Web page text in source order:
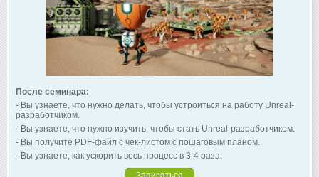
После семинара:
- Вы узнаете, что нужно делать, чтобы устроиться на работу Unreal-
разработчиком.
- Вы узнаете, что нужно изучить, чтобы стать Unreal-разработчиком.
- Вы получите PDF-файл с чек-листом с пошаговым планом.
- Вы узнаете, как ускорить весь процесс в 3-4 раза.